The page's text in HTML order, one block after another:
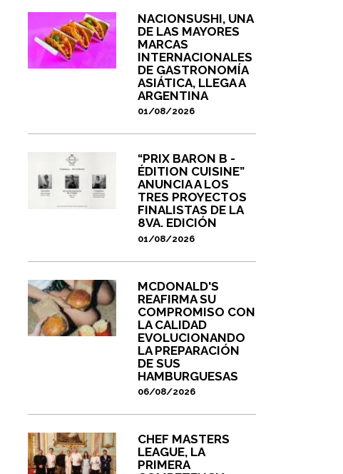
NACIONSUSHI, UNA
DE LAS MAYORES
MARCAS
INTERNACIONALES
DE GASTRONOMÍA
ASIÁTICA, LLEGA A
ARGENTINA
01/08/2026
“PRIX BARON B -
ÉDITION CUISINE”
ANUNCIA A LOS
TRES PROYECTOS
FINALISTAS DE LA
8VA. EDICIÓN
01/08/2026
MCDONALD'S
REAFIRMA SU
COMPROMISO CON
LA CALIDAD
EVOLUCIONANDO
LA PREPARACIÓN
DE SUS
HAMBURGUESAS
06/08/2026
CHEF MASTERS
LEAGUE, LA
PRIMERA